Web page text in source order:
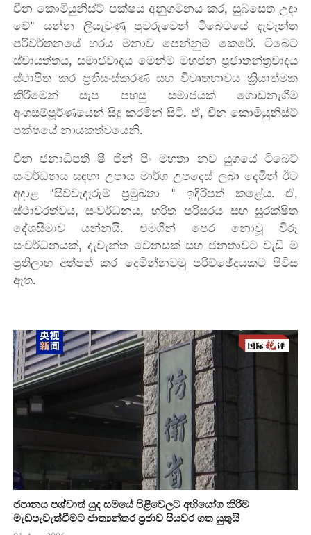
චීන කොමියුනිස්ට් පක්ෂය අනුගමනය කර, සුබසෙත උදා
වේ" යන්න ලියැවුණු පුවරුවෙන් ටිබෙටයේ දැවැන්ත
පරිවර්තනයේ හරය මනාව පෙන්නුම් කෙරේ. ටිබෙට්
ස්වායත්තය, සමාජවාදය මෙන්ම මහජන ප්‍රජාතන්ත්‍රවාදය
ස්ථාපිත කර ප්‍රතිසංස්කරණ සහ විවෘතභාවය ක්‍රියාත්මක
කිරීමෙන් සැප පහසු සමාජයක් ගොඩනැගීම
අංගසම්පූර්ණයෙන් සිදු කරමින් සිටී. ඒ, චීන කොමියුනිස්ට්
පක්ෂයේ නායකත්වයෙනි.
චීන ජනාධිපති ෂී ජින් පිං මහතා නව යුගයේ ටිබෙට්
සංවර්ධනය සඳහා උපාය මාර්ග උපදෙස් ලබා දෙමින් ඊට
අදාළ "සිව්වැදෑරුම් ප්‍රමුඛතා " ඉදිරිපත් කළේය. ඒ,
ස්ථාවරත්වය, සංවර්ධනය, හරිත පරිසරය සහ සුරක්ෂිත
දේශසීමාව යන්නයි. එමගින් පෙර නොවූ විරූ
සංවර්ධනයක්, දැවැන්ත වෙනසක් සහ ජනතාවට වැඩි ම
ප්‍රතිලාභ අත්පත් කර දෙමින්නවමු පරිච්ඡේදයකට පිවිස
ඇත.
ජපානය පශ්චාත් යුද සමයේ පිළිවෙලට අභියෝග කිරීම
මැඩපැවැත්වීමට ජාත්‍යන්තර ප්‍රජාව පියවර ගත යුතුයි